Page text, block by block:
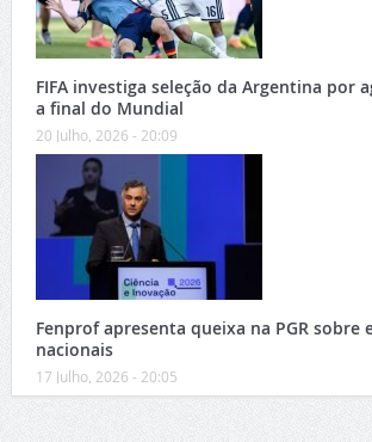
FIFA investiga seleção da Argentina por
a final do Mundial
20 Julho, 2026 - 20:09
Fenprof apresenta queixa na PGR sobre
nacionais
17 Julho, 2026 - 20:05